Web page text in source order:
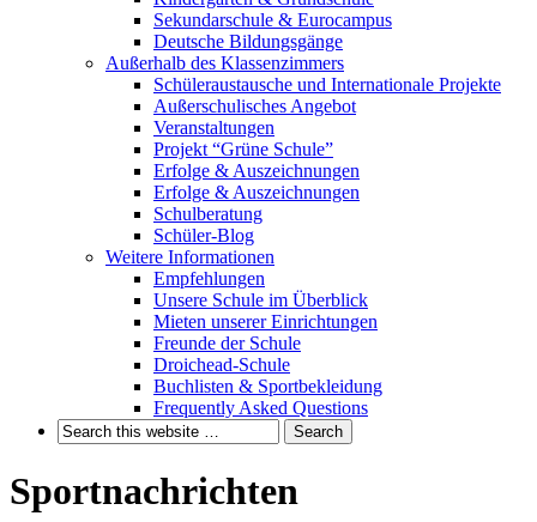
Sekundarschule & Eurocampus
Deutsche Bildungsgänge
Außerhalb des Klassenzimmers
Schüleraustausche und Internationale Projekte
Außerschulisches Angebot
Veranstaltungen
Projekt “Grüne Schule”
Erfolge & Auszeichnungen
Erfolge & Auszeichnungen
Schulberatung
Schüler-Blog
Weitere Informationen
Empfehlungen
Unsere Schule im Überblick
Mieten unserer Einrichtungen
Freunde der Schule
Droichead-Schule
Buchlisten & Sportbekleidung
Frequently Asked Questions
Sportnachrichten